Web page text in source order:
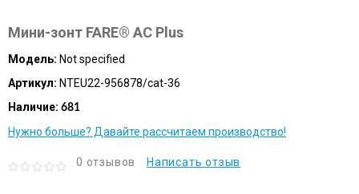
Мини-зонт FARE® AC Plus
Модель: Not specified
Артикул: NTEU22-956878/cat-36
Наличие: 681
Нужно больше? Давайте рассчитаем производство!
0 отзывов Написать отзыв